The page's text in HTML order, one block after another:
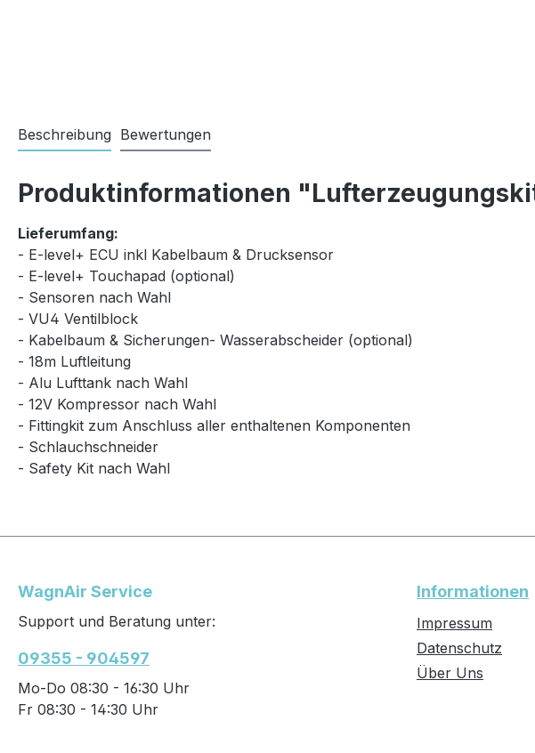
Beschreibung Bewertungen
Produktinformationen
Lieferumfang:
- E-level+ ECU inkl Kabelbaum & Drucksensor
- E-level+ Touchapad (optional)
- Sensoren nach Wahl
- VU4 Ventilblock
- Kabelbaum & Sicherungen- Wasserabscheider (optional)
- 18m Luftleitung
- Alu Lufttank nach Wahl
- 12V Kompressor nach Wahl
- Fittingkit zum Anschluss aller enthaltenen Komponenten
- Schlauchschneider
- Safety Kit nach Wahl
WagnAir Service
Support und Beratung unter:
09355 - 904597
Mo-Do 08:30 - 16:30 Uhr
Fr 08:30 - 14:30 Uhr
Informationen
Impressum
Datenschutz
Über Uns